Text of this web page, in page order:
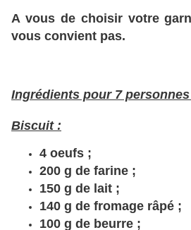
A vous de choisir votre
vous convient pas.
Ingrédients pour 7
Biscuit :
4 oeufs ;
200 g de farine ;
150 g de lait ;
140 g de fromage râpé ;
100 g de beurre ;